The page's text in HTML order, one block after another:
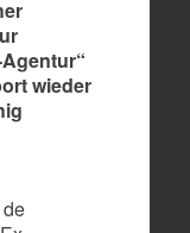
wieder